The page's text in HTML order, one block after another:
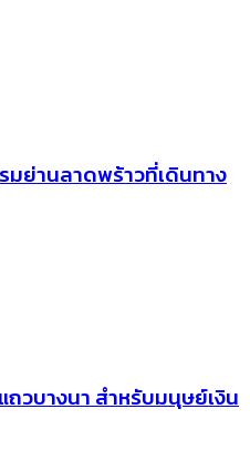
ย่านลาดพร้าวที่เดินทาง
ถวบางนา สำหรับมนุษย์เงิน